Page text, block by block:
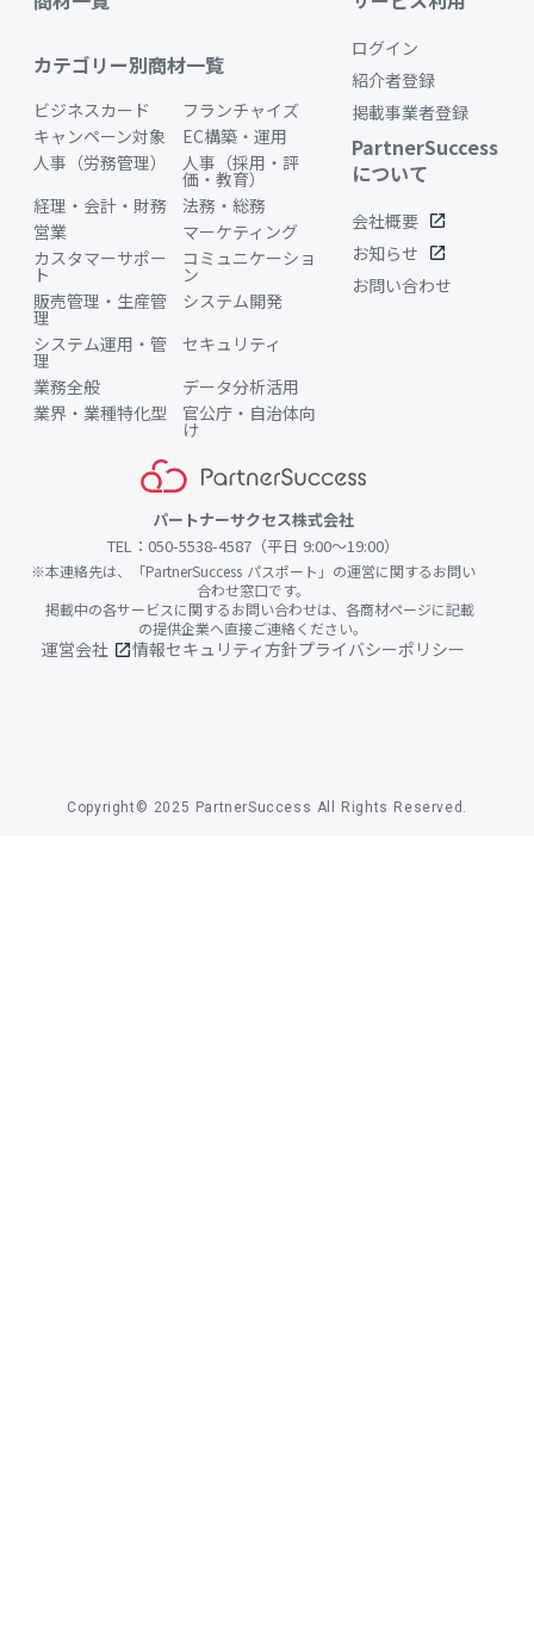
カテゴリー別商材一覧
ビジネスカード
フランチャイズ
キャンペーン対象
EC構築・運用
人事（労務管理）
人事（採用・評
価・教育）
経理・会計・財務
法務・総務
営業
マーケティング
カスタマーサポー
ト
コミュニケーショ
ン
販売管理・生産管
理
システム開発
システム運用・管
理
セキュリティ
業務全般
データ分析活用
業界・業種特化型
官公庁・自治体向
け
ログイン
紹介者登録
掲載事業者登録
PartnerSuccess
について
会社概要 open_in_new
お知らせ open_in_new
お問い合わせ
パートナーサクセス株式会社
TEL：050-5538-4587（平日 9:00〜19:00）
※本連絡先は、「PartnerSuccess パスポート」の運営に関するお問い
合わせ窓口です。
掲載中の各サービスに関するお問い合わせは、各商材ページに記載
の提供企業へ直接ご連絡ください。
運営会社 open_in_new情報セキュリティ方針プライバシーポリシー
Copyright© 2025 PartnerSuccess All Rights Reserved.